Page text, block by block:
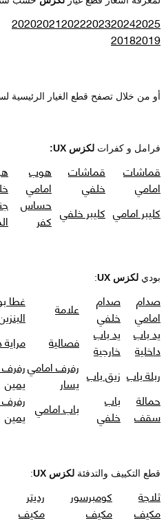
2025
2024
2023
2022
2021
2020
2019
2018
أو من خلال تصفح قطع الغيار الرئيسية
فرامل و كفرات لكزس UX:
قماشات
امامي
قماشات
خلفي
هوب
امامي
كليبر امامي كليبر خلفي حساس
كفر
بودي لكزس UX :
صدام
امامي
صدام
خلفي
علامة
غطا
يد باب
داخلية
يد باب
خارجية
فصالية مراية
ربلة باب زيق باب رفرف امامي
يسار
يمين
حمالة
سقف
باب
خلفي
باب امامي يمين
قطع التكييف والتدفئة لكزس UX :
ثلاجة
مكيف
كومبرسور
مكيف
رديتر
مكيف